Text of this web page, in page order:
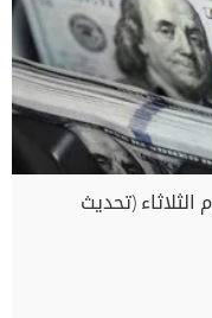
الثلاثاء (تحديث